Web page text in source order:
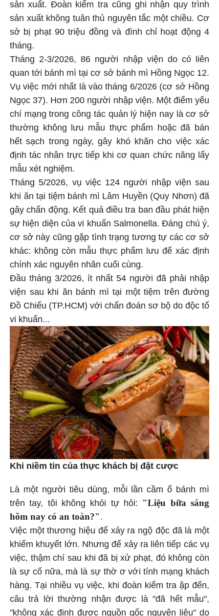
sản xuất. Đoàn kiểm tra cũng ghi nhận quy trình
sản xuất không tuân thủ nguyên tắc một chiều. Cơ
sở bị phạt 90 triệu đồng và đình chỉ hoạt động 4
tháng.
Tháng 2-3/2026, 86 người nhập viện do có liên
quan tới bánh mì tại cơ sở bánh mì Hồng Ngọc 12.
Vụ việc mới nhất là vào tháng 6/2026 (cơ sở Hồng
Ngọc 37). Hơn 200 người nhập viện. Một điểm yếu
chí mạng trong công tác quản lý hiện nay là cơ sở
thường không lưu mẫu thực phẩm hoặc đã bán
hết sạch trong ngày, gây khó khăn cho việc xác
định tác nhân trực tiếp khi cơ quan chức năng lấy
mẫu xét nghiệm.
Tháng 5/2026, vụ việc 124 người nhập viện sau
khi ăn tại tiệm bánh mì Lâm Huyền (Quy Nhơn) đã
gây chấn động. Kết quả điều tra ban đầu phát hiện
sự hiện diện của vi khuẩn Salmonella. Đáng chú ý,
cơ sở này cũng gặp tình trạng tương tự các cơ sở
khác: không còn mẫu thực phẩm lưu để xác định
chính xác nguyên nhân cuối cùng.
Đầu tháng 3/2026, ít nhất 54 người đã phải nhập
viện sau khi ăn bánh mì tại một tiệm trên đường
Đồ Chiểu (TP.HCM) với chẩn đoán sơ bộ do độc tố
vi khuẩn...
Khi niềm tin của thực khách bị đặt cược
Là một người tiêu dùng, mỗi lần cầm ổ bánh mì
trên tay, tôi không khỏi tự hỏi: "Liệu bữa sáng
hôm nay có an toàn?".
Việc một thương hiệu để xảy ra ngộ độc đã là một
khiếm khuyết lớn. Nhưng để xảy ra liên tiếp các vụ
việc, thậm chí sau khi đã bị xử phạt, đó không còn
là sự cố nữa, mà là sự thờ ơ với tính mạng khách
hàng. Tại nhiều vụ việc, khi đoàn kiểm tra ập đến,
câu trả lời thường nhận được là "đã hết mẫu",
"không xác định được nguồn gốc nguyên liệu" do